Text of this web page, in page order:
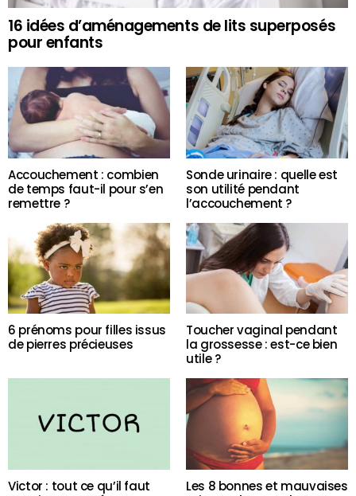
16 idées d’aménagements de lits superposés
pour enfants
Accouchement : combien
de temps faut-il pour s’en
remettre ?
Sonde urinaire : quelle est
son utilité pendant
l’accouchement ?
6 prénoms pour filles issus
de pierres précieuses
Toucher vaginal pendant
la grossesse : est-ce bien
utile ?
Victor : tout ce qu’il faut
Les 8 bonnes et mauvaises